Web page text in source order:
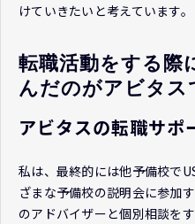
けていきたいと考えています。
転職活動をする際
んだのがアビタス
アビタスの転職サポ
私は、最終的には他予備校で
ざまな予備校の説明会に参加
のアドバイザーと個別相談を